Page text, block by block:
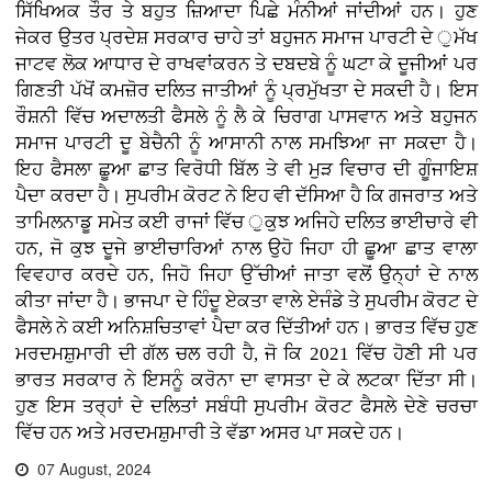
ਸਿੱਖਿਅਕ ਤੌਰ ਤੇ ਬਹੁਤ ਜ਼ਿਆਦਾ ਪਿਛੇ ਮੰਨੀਆਂ ਜਾਂਦੀਆਂ ਹਨ। ਹੁਣ
ਜੇਕਰ ਉਤਰ ਪ੍ਰਦੇਸ਼ ਸਰਕਾਰ ਚਾਹੇ ਤਾਂ ਬਹੁਜਨ ਸਮਾਜ ਪਾਰਟੀ ਦੇ ੁਮੱਖ
ਜਾਟਵ ਲੋਕ ਆਧਾਰ ਦੇ ਰਾਖਵਾਂਕਰਨ ਤੇ ਦਬਦਬੇ ਨੂੰ ਘਟਾ ਕੇ ਦੂਜੀਆਂ ਪਰ
ਗਿਣਤੀ ਪੱਖੋਂ ਕਮਜ਼ੋਰ ਦਲਿਤ ਜਾਤੀਆਂ ਨੂੰ ਪ੍ਰਮੁੱਖਤਾ ਦੇ ਸਕਦੀ ਹੈ। ਇਸ
ਰੌਸ਼ਨੀ ਵਿੱਚ ਅਦਾਲਤੀ ਫੈਸਲੇ ਨੂੰ ਲੈ ਕੇ ਚਿਰਾਗ ਪਾਸਵਾਨ ਅਤੇ ਬਹੁਜਨ
ਸਮਾਜ ਪਾਰਟੀ ਦੂ ਬੇਚੈਨੀ ਨੂੰ ਆਸਾਨੀ ਨਾਲ ਸਮਝਿਆ ਜਾ ਸਕਦਾ ਹੈ।
ਇਹ ਫੈਸਲਾ ਛੂਆ ਛਾਤ ਵਿਰੋਧੀ ਬਿੱਲ ਤੇ ਵੀ ਮੁੜ ਵਿਚਾਰ ਦੀ ਗੂੰਜਾਇਸ਼
ਪੈਦਾ ਕਰਦਾ ਹੈ। ਸੁਪਰੀਮ ਕੋਰਟ ਨੇ ਇਹ ਵੀ ਦੱਸਿਆ ਹੈ ਕਿ ਗਜਰਾਤ ਅਤੇ
ਤਾਮਿਲਨਾਡੂ ਸਮੇਤ ਕਈ ਰਾਜਾਂ ਵਿੱਚ ੁਕੁਝ ਅਜਿਹੇ ਦਲਿਤ ਭਾਈਚਾਰੇ ਵੀ
ਹਨ, ਜੋ ਕੁਝ ਦੂਜੇ ਭਾਈਚਾਰਿਆਂ ਨਾਲ ਉਹੋ ਜਿਹਾ ਹੀ ਛੂਆ ਛਾਤ ਵਾਲਾ
ਵਿਵਹਾਰ ਕਰਦੇ ਹਨ, ਜਿਹੋ ਜਿਹਾ ਉੱਚੀਆਂ ਜਾਤਾ ਵਲੋਂ ਉਨ੍ਹਾਂ ਦੇ ਨਾਲ
ਕੀਤਾ ਜਾਂਦਾ ਹੈ। ਭਾਜਪਾ ਦੇ ਹਿੰਦੂ ਏਕਤਾ ਵਾਲੇ ਏਜੰਡੇ ਤੇ ਸੁਪਰੀਮ ਕੋਰਟ ਦੇ
ਫੈਸਲੇ ਨੇ ਕਈ ਅਨਿਸ਼ਚਿਤਾਵਾਂ ਪੈਦਾ ਕਰ ਦਿੱਤੀਆਂ ਹਨ। ਭਾਰਤ ਵਿੱਚ ਹੁਣ
ਮਰਦਮਸ਼ੁਮਾਰੀ ਦੀ ਗੱਲ ਚਲ ਰਹੀ ਹੈ, ਜੋ ਕਿ 2021 ਵਿੱਚ ਹੋਣੀ ਸੀ ਪਰ
ਭਾਰਤ ਸਰਕਾਰ ਨੇ ਇਸਨੂੰ ਕਰੋਨਾ ਦਾ ਵਾਸਤਾ ਦੇ ਕੇ ਲਟਕਾ ਦਿੱਤਾ ਸੀ।
ਹੁਣ ਇਸ ਤਰ੍ਹਾਂ ਦੇ ਦਲਿਤਾਂ ਸਬੰਧੀ ਸੁਪਰੀਮ ਕੋਰਟ ਫੈਸਲੇ ਦੇਣੇ ਚਰਚਾ
ਵਿੱਚ ਹਨ ਅਤੇ ਮਰਦਮਸ਼ੁਮਾਰੀ ਤੇ ਵੱਡਾ ਅਸਰ ਪਾ ਸਕਦੇ ਹਨ।
07 August, 2024